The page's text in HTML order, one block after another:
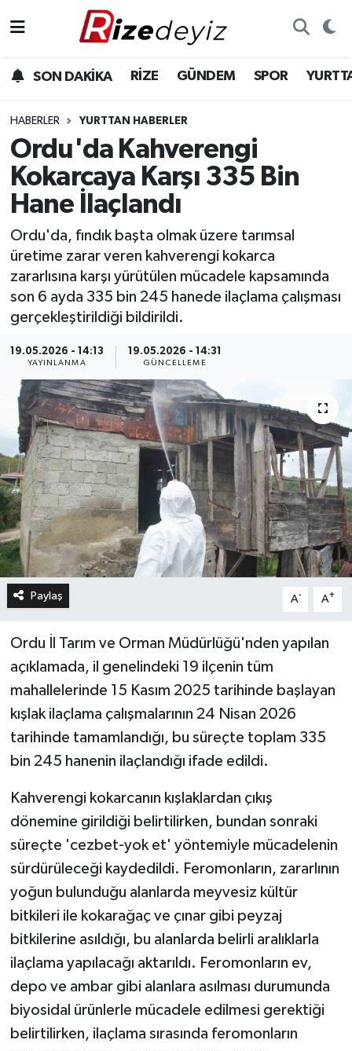
SON DAKİKA RİZE GÜNDEM SPOR
HABERLER YURTTAN HABERLER
Ordu'da Kahverengi
Kokarcaya Karşı 335 Bin
Hane İlaçlandı
Ordu'da, fındık başta olmak üzere tarımsal
üretime zarar veren kahverengi kokarca
zararlısına karşı yürütülen mücadele kapsamında
son 6 ayda 335 bin 245 hanede ilaçlama çalışması
gerçekleştirildiği bildirildi.
19.05.2026 - 14:13
YAYINLANMA
19.05.2026 - 14:31
GÜNCELLEME
Paylaş A- A+
Ordu İl Tarım ve Orman Müdürlüğü'nden yapılan
açıklamada, il genelindeki 19 ilçenin tüm
mahallelerinde 15 Kasım 2025 tarihinde başlayan
kışlak ilaçlama çalışmalarının 24 Nisan 2026
tarihinde tamamlandığı, bu süreçte toplam 335
bin 245 hanenin ilaçlandığı ifade edildi.
Kahverengi kokarcanın kışlaklardan çıkış
dönemine girildiği belirtilirken, bundan sonraki
süreçte 'cezbet-yok et' yöntemiyle mücadelenin
sürdürüleceği kaydedildi. Feromonların, zararlının
yoğun bulunduğu alanlarda meyvesiz kültür
bitkileri ile kokarağaç ve çınar gibi peyzaj
bitkilerine asıldığı, bu alanlarda belirli aralıklarla
ilaçlama yapılacağı aktarıldı. Feromonların ev,
depo ve ambar gibi alanlara asılması durumunda
biyosidal ürünlerle mücadele edilmesi gerektiği
belirtilirken, ilaçlama sırasında feromonların
Gündem
Yurttan Haberler
Ekonomi
Sağlık
Rize Hava Durumu
Rize Trafik Yoğunluk Haritası
Süper Lig Puan Durumu ve Fikstür
Tüm Manşetler
Son Dakika Haberleri
Haber Arşivi